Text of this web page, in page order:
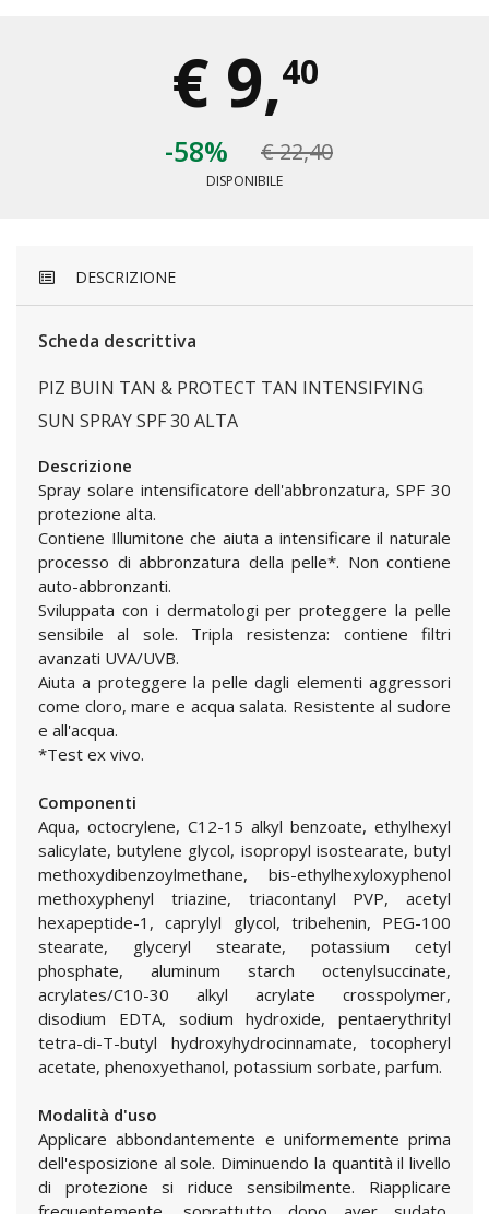
€ 9,40
-58% € 22,40
DISPONIBILE
DESCRIZIONE
Scheda descrittiva
PIZ BUIN TAN & PROTECT TAN INTENSIFYING
SUN SPRAY SPF 30 ALTA
Descrizione
Spray solare intensificatore dell'abbronzatura, SPF 30
protezione alta.
Contiene Illumitone che aiuta a intensificare il naturale
processo di abbronzatura della pelle*. Non contiene
auto-abbronzanti.
Sviluppata con i dermatologi per proteggere la pelle
sensibile al sole. Tripla resistenza: contiene filtri
avanzati UVA/UVB.
Aiuta a proteggere la pelle dagli elementi aggressori
come cloro, mare e acqua salata. Resistente al sudore
e all'acqua.
*Test ex vivo.
Componenti
Aqua, octocrylene, C12-15 alkyl benzoate, ethylhexyl
salicylate, butylene glycol, isopropyl isostearate, butyl
methoxydibenzoylmethane, bis-ethylhexyloxyphenol
methoxyphenyl triazine, triacontanyl PVP, acetyl
hexapeptide-1, caprylyl glycol, tribehenin, PEG-100
stearate, glyceryl stearate, potassium cetyl
phosphate, aluminum starch octenylsuccinate,
acrylates/C10-30 alkyl acrylate crosspolymer,
disodium EDTA, sodium hydroxide, pentaerythrityl
tetra-di-T-butyl hydroxyhydrocinnamate, tocopheryl
acetate, phenoxyethanol, potassium sorbate, parfum.
Modalità d'uso
Applicare abbondantemente e uniformemente prima
dell'esposizione al sole. Diminuendo la quantità il livello
di protezione si riduce sensibilmente. Riapplicare